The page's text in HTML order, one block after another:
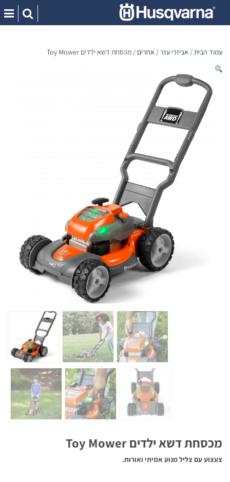
content
עמוד הבית/ אביזרי עזר/ אחרים / מכסחת דשא ילדים Toy Mower
מכסחת דשא ילדים Toy Mower
צעצוע עם צליל מנוע אמיתי ואורות.